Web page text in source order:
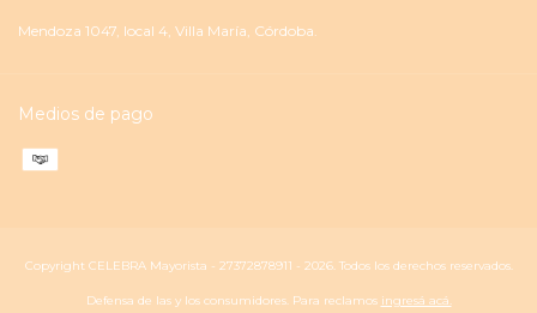
Mendoza 1047, local 4, Villa María, Córdoba.
Medios de pago
Copyright CELEBRA Mayorista - 27372878911 - 2026. Todos los derechos reservados.
Defensa de las y los consumidores. Para reclamos ingresá acá.